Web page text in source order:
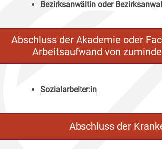
Bezirksanwältin oder
Abschluss der Akademie oder
Arbeitsaufwand von
Sozialarbeiter:in
Abschluss der